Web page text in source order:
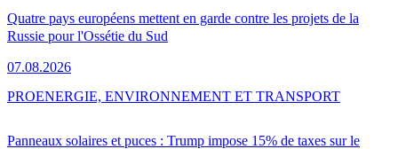
Quatre pays européens mettent en garde contre les projets de la
Russie pour l'Ossétie du Sud
07.08.2026
Panneaux solaires et puces : Trump impose 15% de taxes sur le
PROENERGIE, ENVIRONNEMENT ET TRANSPORT